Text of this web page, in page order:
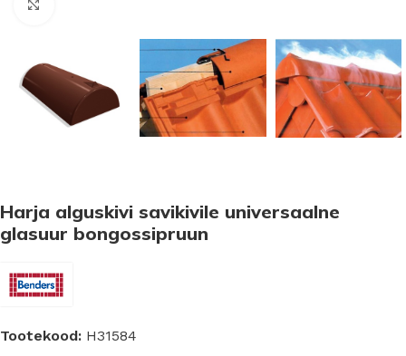
Harja alguskivi savikivile universaalne
glasuur bongossipruun
Tootekood: H31584